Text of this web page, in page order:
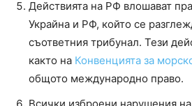
Действията на РФ влошават
Украйна и РФ, който се
съответния трибунал. Тези
както на Конвенцията за
общото международно право.